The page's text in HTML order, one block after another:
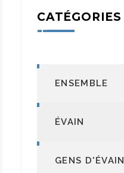
CATÉGORIES
ENSEMBLE
ÉVAIN
GENS D'ÉVAIN